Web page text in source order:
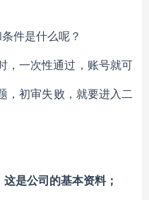
件是什么呢？
，一次性通过，账号就可
，初审失败，就要进入二
是公司的基本资料；